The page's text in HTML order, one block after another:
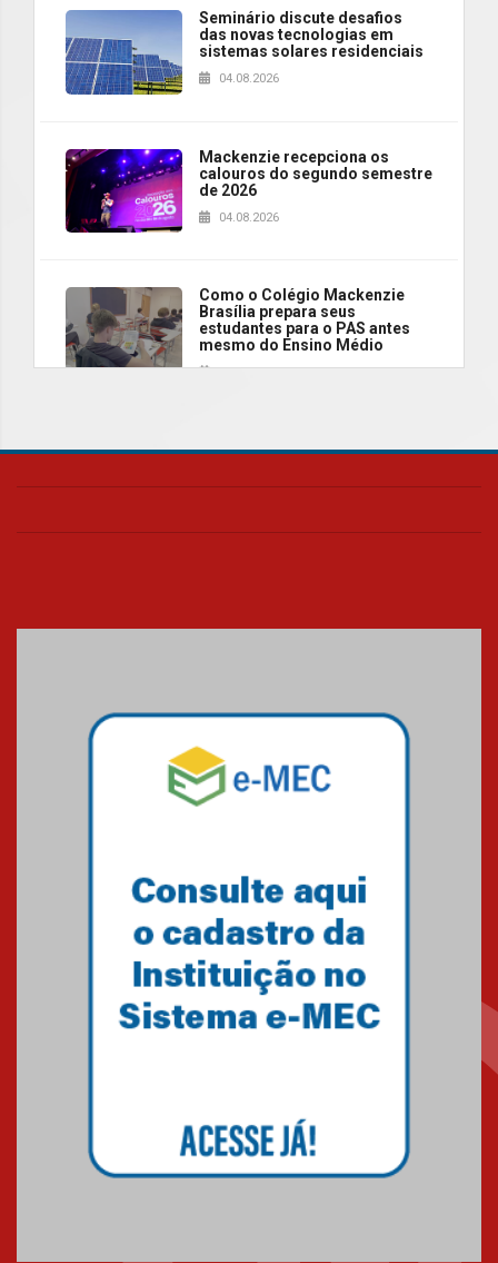
Seminário discute desafios
das novas tecnologias em
sistemas solares residenciais
04.08.2026
Mackenzie recepciona os
calouros do segundo semestre
de 2026
04.08.2026
Como o Colégio Mackenzie
Brasília prepara seus
estudantes para o PAS antes
mesmo do Ensino Médio
Como os pais podem investir
escola
Professora do Mackenzie é
finalista do Prêmio Jabuti com
obra sobre ética e arquitetura
contemporânea
Semana Internacional
Mackenzie promove parcerias
internacionais
03.08.2026
03.08.2026